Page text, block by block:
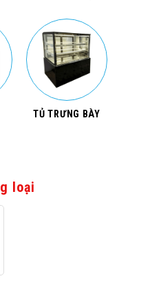
TỦ TRƯNG BÀY
loại